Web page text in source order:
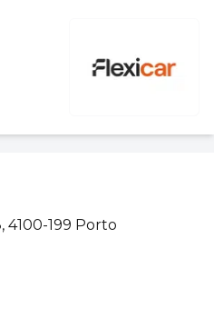
4100-199 Porto